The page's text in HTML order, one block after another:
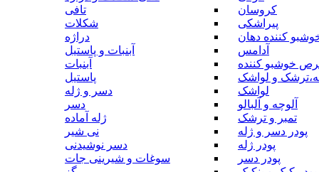
کروسان
پیراشکی
کننده دهان
آدامس
خوشبو کننده
و لواشک
لواشک
آلوچه و آلبالو
تمبر و ترشک
پودر دسر و ژله
پودر ژله
پودر دسر
تافی
شکلات
دراژه
آبنبات و پاستیل
آبنبات
پاستیل
دسر و ژله
دسر
ژله آماده
نی شیر
دسر نوشیدنی
سوغات و شیرینی جات